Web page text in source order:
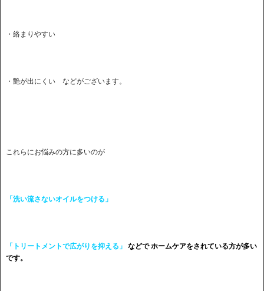
・絡まりやすい
・艶が出にくい などがございます。
これらにお悩みの方に多いのが
「 洗い流さないオイルをつける」
「 トリートメントで広がりを抑える」
などで ホームケアをされている方が多い
です。